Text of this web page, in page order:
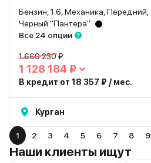
Бензин, 1.6, Механика, Передний,
Черный "Пантера"
Все 24 опции
1 660 230 ₽
1 128 184 ₽
В кредит от 18 357 ₽ / мес.
Курган
1 2 3 4 5 6 7 8 9
Наши клиенты ищут